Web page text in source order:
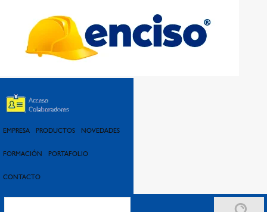
EMPRESA PRODUCTOS NOVEDADES
FORMACIÓN PORTAFOLIO
CONTACTO
CARRETILLAS PARA CADA SECTOR
nuestros asesores sobre las características de cada referencia y por el
ensamble de piezas que permite ajustar la herramienta a tus necesidades.